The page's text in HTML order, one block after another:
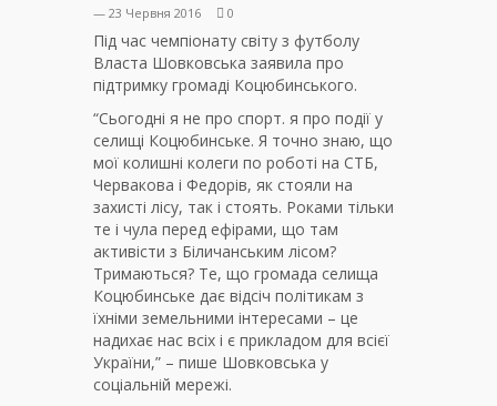
— 23 Червня 2016 0
Під час чемпіонату світу з футболу
Власта Шовковська заявила про
підтримку громаді Коцюбинського.
“Сьогодні я не про спорт. я про події у
селищі Коцюбинське. Я точно знаю, що
мої колишні колеги по роботі на СТБ,
Червакова і Федорів, як стояли на
захисті лісу, так і стоять. Роками тільки
те і чула перед ефірами, що там
активісти з Біличанським лісом?
Тримаються? Те, що громада селища
Коцюбинське дає відсіч політикам з
їхніми земельними інтересами – це
надихає нас всіх і є прикладом для всієї
України,” – пише Шовковська у
соціальній мережі.